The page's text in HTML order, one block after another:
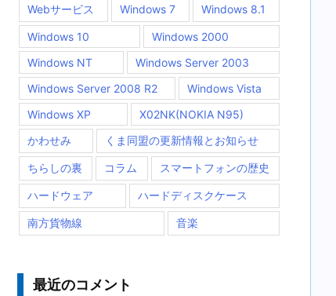
Webサービス Windows 7 Windows 8.1
Windows 10
Windows 2000
Windows NT
Windows Server 2003
Windows Server 2008 R2
Windows Vista
Windows XP
X02NK(NOKIA N95)
かわせみ
くま同盟の更新情報とお知らせ
ちらしの裏 コラム スマートフォンの歴史
ハードウェア ハードディスクケース
南方貨物線 音楽
最近のコメント